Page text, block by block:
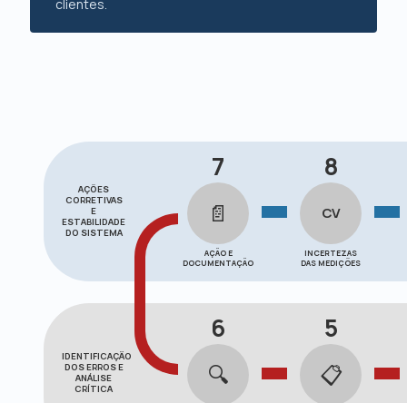
clientes.
AÇÕES
CORRETIVAS
E
ESTABILIDADE
DO SISTEMA
7
📄
AÇÃO E
DOCUMENTAÇÃO
8
CV
INCERTEZAS
DAS MEDIÇÕES
IDENTIFICAÇÃO
DOS ERROS E
ANÁLISE
CRÍTICA
6
🔍
5
📋